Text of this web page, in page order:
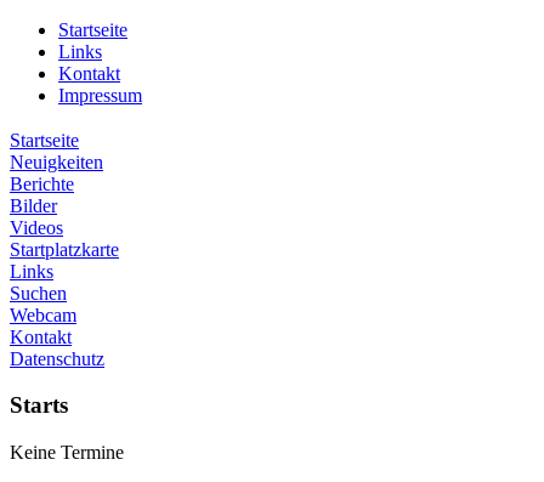
Startseite
Links
Kontakt
Impressum
Startseite
Neuigkeiten
Berichte
Bilder
Videos
Startplatzkarte
Links
Suchen
Webcam
Kontakt
Datenschutz
Starts
Keine Termine